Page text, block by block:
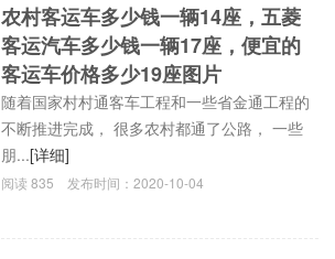
农村客运车多少钱一辆14座，五菱
客运汽车多少钱一辆17座，便宜的
客运车价格多少19座图片
随着国家村村通客车工程和一些省金通工程的
不断推进完成， 很多农村都通了公路， 一些
朋...[详细]
阅读835 发布时间：2020-10-04